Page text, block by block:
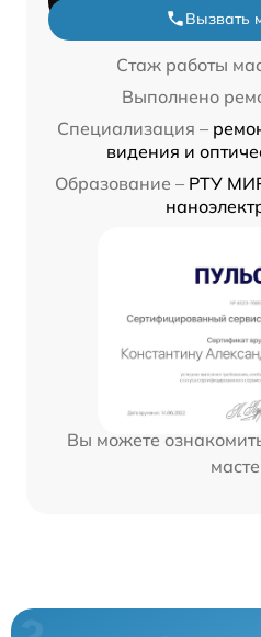
Вызвать
Стаж работы
Выполнено
Специализация –
видения и
Образование – РТУ
Вы можете